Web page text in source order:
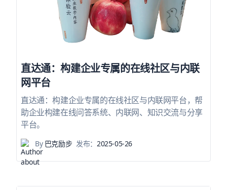
直达通：构建企业专属的在线社区与内联
网平台
直达通：构建企业专属的在线社区与内联网平台，帮
助企业构建在线问答系统、内联网、知识交流与分享
平台。
By巴克励步 发布：2025-05-26